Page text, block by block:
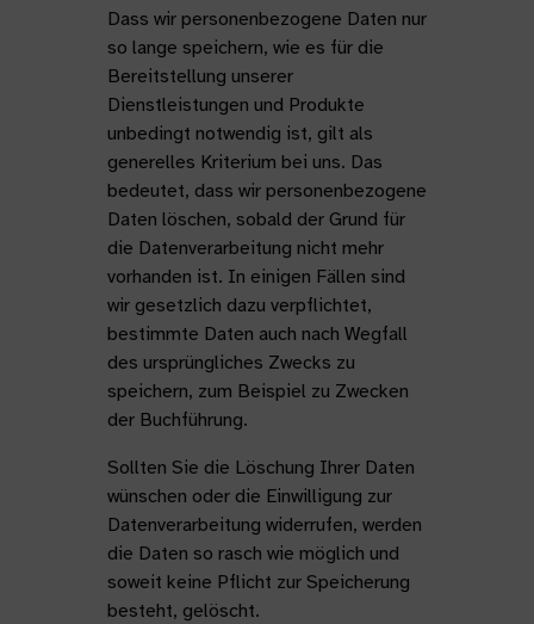
Dass wir personenbezogene Daten nur
so lange speichern, wie es für die
Bereitstellung unserer
Dienstleistungen und Produkte
unbedingt notwendig ist, gilt als
generelles Kriterium bei uns. Das
bedeutet, dass wir personenbezogene
Daten löschen, sobald der Grund für
die Datenverarbeitung nicht mehr
vorhanden ist. In einigen Fällen sind
wir gesetzlich dazu verpflichtet,
bestimmte Daten auch nach Wegfall
des ursprüngliches Zwecks zu
speichern, zum Beispiel zu Zwecken
der Buchführung.
Sollten Sie die Löschung Ihrer Daten
wünschen oder die Einwilligung zur
Datenverarbeitung widerrufen, werden
die Daten so rasch wie möglich und
soweit keine Pflicht zur Speicherung
besteht, gelöscht.